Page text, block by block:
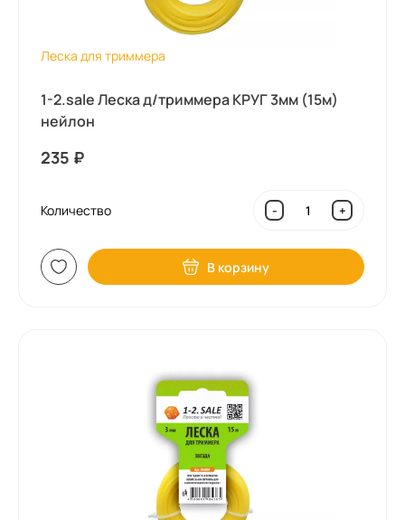
Леска для триммера
1-2.sale Леска д/триммера КРУГ 3мм (15м)
нейлон
235 ₽
Количество - +
В корзину